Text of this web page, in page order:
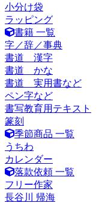
小分け袋
ラッピング
書籍 一覧
字／辞／事典
書道 漢字
書道 かな
書道 実用書など
ペン字など
書写教育用テキスト
篆刻
季節商品 一覧
うちわ
カレンダー
落款依頼 一覧
フリー作家
長谷川 帰海